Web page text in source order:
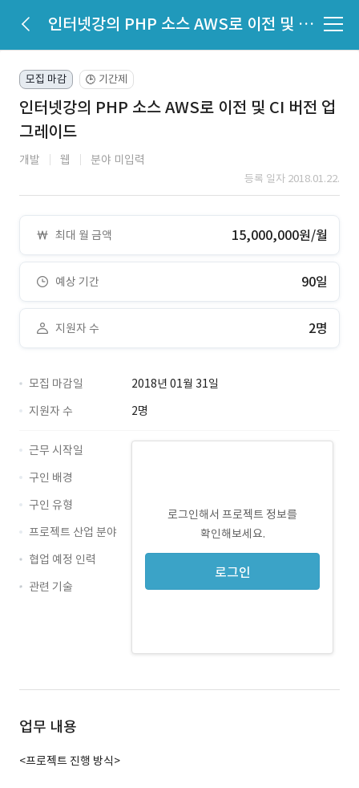
인터넷강의 PHP 소스 AWS로 이전 및 CI 버전 업그레이드
모집 마감 🕒 기간제
인터넷강의 PHP 소스 AWS로 이전 및 CI 버전 업
그레이드
개발 웹 분야 미입력
등록 일자 2018.01.22.
최대 월 금액 15,000,000원/월
예상 기간 90일
지원자 수 2명
모집 마감일
2018년 01월 31일
지원자 수
2명
로그인해서 프로젝트 정보를
확인해보세요.
로그인
근무 시작일
구인 배경
구인 유형
프로젝트 산업 분야
협업 예정 인력
관련 기술
PHP · 경력 무관
업무 내용
<프로젝트 진행 방식>